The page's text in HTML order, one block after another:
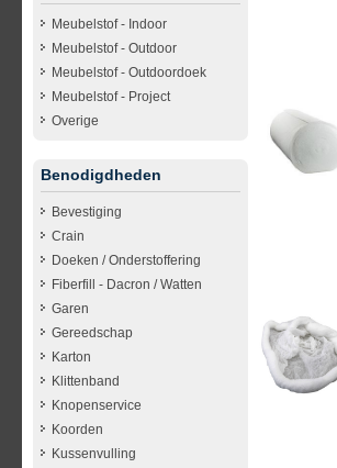
Meubelstof - Indoor
Meubelstof - Outdoor
Meubelstof - Outdoordoek
Meubelstof - Project
Overige
Benodigdheden
Bevestiging
Crain
Doeken / Onderstoffering
Fiberfill - Dacron / Watten
Garen
Gereedschap
Karton
Klittenband
Knopenservice
Koorden
Kussenvulling